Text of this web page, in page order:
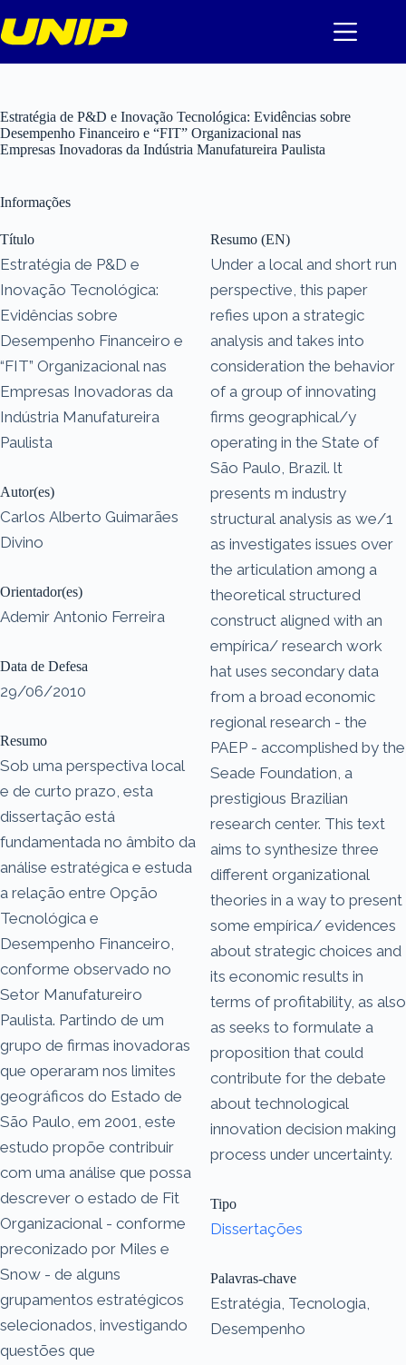
para
o
Estratégia de P&D e Inovação Tecnológica: Evidências sobre
Desempenho Financeiro e “FIT” Organizacional nas
Empresas Inovadoras da Indústria Manufatureira Paulista
Informações
Título
Estratégia de P&D e
Inovação Tecnológica:
Evidências sobre
Desempenho Financeiro e
“FIT” Organizacional nas
Empresas Inovadoras da
Indústria Manufatureira
Paulista
Autor(es)
Carlos Alberto Guimarães
Divino
Orientador(es)
Ademir Antonio Ferreira
Data de Defesa
29/06/2010
Resumo
Sob uma perspectiva local
e de curto prazo, esta
dissertação está
fundamentada no âmbito da
análise estratégica e estuda
a relação entre Opção
Tecnológica e
Desempenho Financeiro,
conforme observado no
Setor Manufatureiro
Paulista. Partindo de um
grupo de firmas inovadoras
que operaram nos limites
geográficos do Estado de
São Paulo, em 2001, este
estudo propõe contribuir
com uma análise que possa
descrever o estado de Fit
Organizacional - conforme
preconizado por Miles e
Snow - de alguns
grupamentos estratégicos
selecionados, investigando
questões que
Resumo (EN)
Under a local and short run
perspective, this paper
refies upon a strategic
analysis and takes into
consideration the behavior
of a group of innovating
firms geographical/y
operating in the State of
São Paulo, Brazil. lt
presents m industry
structural analysis as we/1
as investigates issues over
the articulation among a
theoretical structured
construct aligned with an
empírica/ research work
hat uses secondary data
from a broad economic
regional research - the
PAEP - accomplished by the
Seade Foundation, a
prestigious Brazilian
research center. This text
aims to synthesize three
different organizational
theories in a way to present
some empírica/ evidences
about strategic choices and
its economic results in
terms of profitability, as also
as seeks to formulate a
proposition that could
contribute for the debate
about technological
innovation decision making
process under uncertainty.
Tipo
Dissertações
Palavras-chave
Estratégia, Tecnologia,
Desempenho